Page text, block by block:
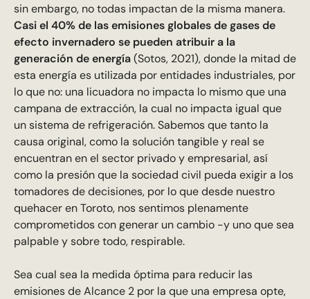
sin embargo, no todas impactan de la misma manera.
Casi el 40% de las emisiones globales de gases de
efecto invernadero se pueden atribuir a la
generación de energía(Sotos, 2021), donde la mitad de
esta energía es utilizada por entidades industriales, por
lo que no: una licuadora no impacta lo mismo que una
campana de extracción, la cual no impacta igual que
un sistema de refrigeración. Sabemos que tanto la
causa original, como la solución tangible y real se
encuentran en el sector privado y empresarial, así
como la presión que la sociedad civil pueda exigir a los
tomadores de decisiones, por lo que desde nuestro
quehacer en Toroto, nos sentimos plenamente
comprometidos con generar un cambio -y uno que sea
palpable y sobre todo, respirable.
Sea cual sea la medida óptima para reducir las
emisiones de Alcance 2 por la que una empresa opte,